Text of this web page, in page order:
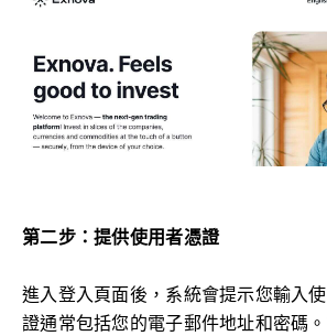
第二步：提供使用者憑證
進入登入頁面後，系統會提示您輸入
證通常包括您的電子郵件地址和密碼